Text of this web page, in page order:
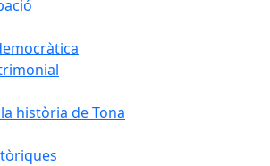
història de Tona